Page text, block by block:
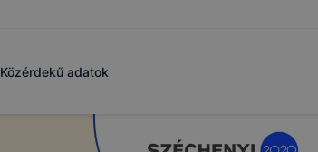
Közérdekű adatok